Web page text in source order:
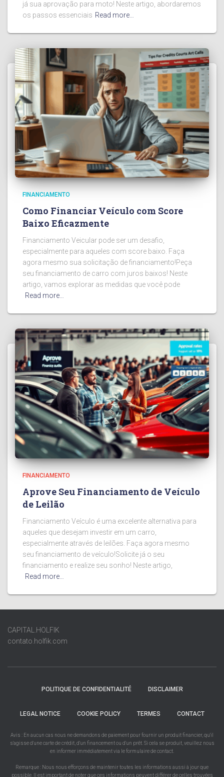
já sua aprovação para moto! Neste artigo, abordaremos
os passos essenciais Read more…
FINANCIAMENTO
Como Financiar Veículo com Score
Baixo Eficazmente
Financiamento Veicular pode ser um desafio,
especialmente para aqueles com score baixo. Faça
agora mesmo sua solicitação de financiamento!Peça
seu financiamento de carro com juros baixos! Neste
artigo, vamos explorar as medidas que você pode
Read more…
FINANCIAMENTO
Aprove Seu Financiamento de Veículo
de Leilão
Financiamento Veículo é uma excelente alternativa para
aqueles que desejam investir em um carro,
especialmente através de leilões. Faça agora mesmo
seu financiamento de veículo!Solicite já o seu
financiamento e realize seu sonho! Neste artigo,
Read more…
CAPITAL.HOLFIK
contato.holfik.com
POLITIQUE DE CONFIDENTIALITÉ DISCLAIMER
LEGAL NOTICE COOKIE POLICY TERMES CONTACT
Avis : En aucun cas nous ne demandons de paiement pour fournir un produit financier, qu'il
s'agisse d'une carte de crédit, d'un financement ou d'un prêt. Si cela se produit, veuillez nous
en informer immédiatement via le formulaire de contact.
Remarque : Nous nous efforçons de maintenir toutes les informations aussi à jour que
possible. Il est important de noter que ces informations peuvent différer de celles trouvées